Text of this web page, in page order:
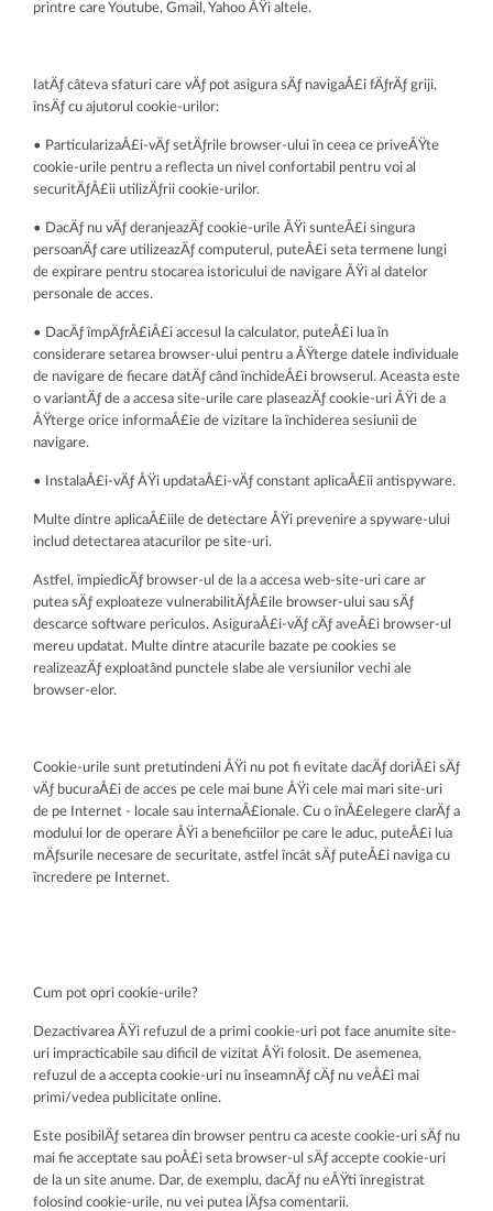
printre care Youtube, Gmail, Yahoo ÅŸi altele.
IatÄƒ câteva sfaturi care vÄƒ pot asigura sÄƒ navigaÅ£i fÄƒrÄƒ griji,
însÄƒ cu ajutorul cookie-urilor:
• ParticularizaÅ£i-vÄƒ setÄƒrile browser-ului în ceea ce priveÅŸte
cookie-urile pentru a reflecta un nivel confortabil pentru voi al
securitÄƒÅ£ii utilizÄƒrii cookie-urilor.
• DacÄƒ nu vÄƒ deranjeazÄƒ cookie-urile ÅŸi sunteÅ£i singura
persoanÄƒ care utilizeazÄƒ computerul, puteÅ£i seta termene lungi
de expirare pentru stocarea istoricului de navigare ÅŸi al datelor
personale de acces.
• DacÄƒ împÄƒrÅ£iÅ£i accesul la calculator, puteÅ£i lua în
considerare setarea browser-ului pentru a ÅŸterge datele individuale
de navigare de fiecare datÄƒ când închideÅ£i browserul. Aceasta este
o variantÄƒ de a accesa site-urile care plaseazÄƒ cookie-uri ÅŸi de a
ÅŸterge orice informaÅ£ie de vizitare la închiderea sesiunii de
navigare.
• InstalaÅ£i-vÄƒ ÅŸi updataÅ£i-vÄƒ constant aplicaÅ£ii antispyware.
Multe dintre aplicaÅ£iile de detectare ÅŸi prevenire a spyware-ului
includ detectarea atacurilor pe site-uri.
Astfel, împiedicÄƒ browser-ul de la a accesa web-site-uri care ar
putea sÄƒ exploateze vulnerabilitÄƒÅ£ile browser-ului sau sÄƒ
descarce software periculos. AsiguraÅ£i-vÄƒ cÄƒ aveÅ£i browser-ul
mereu updatat. Multe dintre atacurile bazate pe cookies se
realizeazÄƒ exploatând punctele slabe ale versiunilor vechi ale
browser-elor.
Cookie-urile sunt pretutindeni ÅŸi nu pot fi evitate dacÄƒ doriÅ£i sÄƒ
vÄƒ bucuraÅ£i de acces pe cele mai bune ÅŸi cele mai mari site-uri
de pe Internet - locale sau internaÅ£ionale. Cu o înÅ£elegere clarÄƒ a
modului lor de operare ÅŸi a beneficiilor pe care le aduc, puteÅ£i lua
mÄƒsurile necesare de securitate, astfel încât sÄƒ puteÅ£i naviga cu
încredere pe Internet.
Cum pot opri cookie-urile?
Dezactivarea ÅŸi refuzul de a primi cookie-uri pot face anumite site-
uri impracticabile sau dificil de vizitat ÅŸi folosit. De asemenea,
refuzul de a accepta cookie-uri nu înseamnÄƒ cÄƒ nu veÅ£i mai
primi/vedea publicitate online.
Este posibilÄƒ setarea din browser pentru ca aceste cookie-uri sÄƒ nu
mai fie acceptate sau poÅ£i seta browser-ul sÄƒ accepte cookie-uri
de la un site anume. Dar, de exemplu, dacÄƒ nu eÅŸti înregistrat
folosind cookie-urile, nu vei putea lÄƒsa comentarii.